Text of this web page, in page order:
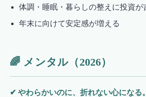
体調・睡眠・暮らしの整えに投資が
年末に向けて安定感が増える
🌈 メンタル（2026）
✔ やわらかいのに、折れない心になる。